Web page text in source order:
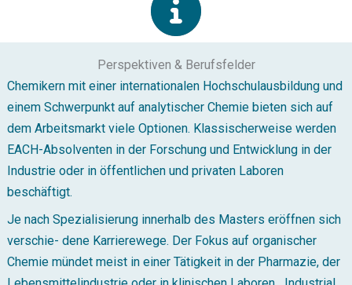
Perspektiven & Berufsfelder
Chemikern mit einer internationalen Hochschulausbildung und
einem Schwerpunkt auf analytischer Chemie bieten sich auf
dem Arbeitsmarkt viele Optionen. Klassischerweise werden
EACH-Absolventen in der Forschung und Entwicklung in der
Industrie oder in öffentlichen und privaten Laboren
beschäftigt.
Je nach Spezialisierung innerhalb des Masters eröffnen sich
verschie- dene Karrierewege. Der Fokus auf organischer
Chemie mündet meist in einer Tätigkeit in der Pharmazie, der